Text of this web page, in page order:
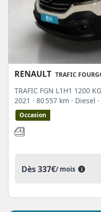
RENAULT TRAFIC
TRAFIC FGN L1H1 1200
2021 · 80 557 km · Diesel
Occasion
Dès337€/ mois i